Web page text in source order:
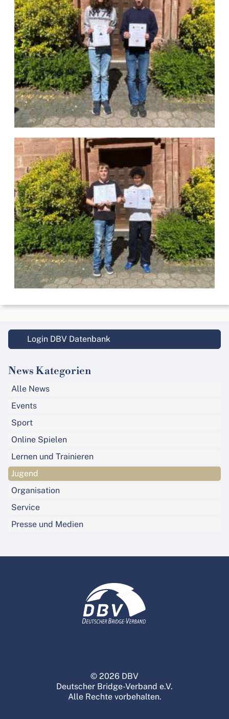
Login DBV Datenbank
News Kategorien
Alle News
Events
Sport
Online Spielen
Lernen und Trainieren
Jugend
Organisation
Service
Presse und Medien
© 2026 DBV
Deutscher Bridge-Verband e.V.
Alle Rechte vorbehalten.